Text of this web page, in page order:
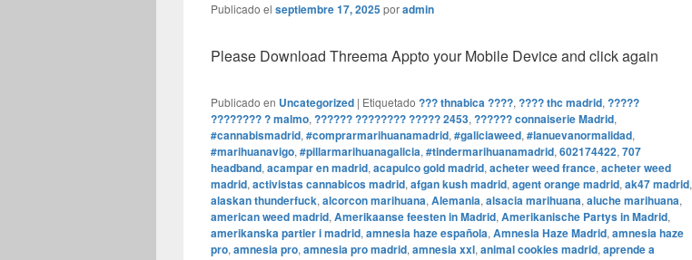
Publicado el septiembre 17, 2025poradmin
Please Download Threema Appto your Mobile Device and click again
Publicado en Uncategorized | Etiquetado ??? thnabica ????, ???? thc madrid, ?????
???????? ? malmo, ?????? ???????? ????? 2453, ?????? connaiserie Madrid,
#cannabismadrid, #comprarmarihuanamadrid, #galiciaweed, #lanuevanormalidad,
#marihuanavigo, #pillarmarihuanagalicia, #tindermarihuanamadrid, 602174422, 707
headband, acampar en madrid, acapulco gold madrid, acheter weed france, acheter weed
madrid, activistas cannabicos madrid, afgan kush madrid, agent orange madrid, ak47 madrid,
alaskan thunderfuck, alcorcon marihuana, Alemania, alsacia marihuana, aluche marihuana,
american weed madrid, Amerikaanse feesten in Madrid, Amerikanische Partys in Madrid,
amerikanska partier i madrid, amnesia haze española, Amnesia Haze Madrid, amnesia haze
pro, amnesia pro, amnesia pro madrid, amnesia xxl, animal cookies madrid, aprende a